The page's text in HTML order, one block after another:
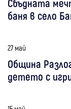
Сбъдната
баня в село
27 май
Община
детето с